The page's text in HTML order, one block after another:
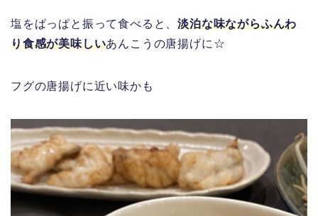
塩をぱっぱと振って食べると、淡泊な味ながらふんわ
り食感が美味しいあんこうの唐揚げに☆
フグの唐揚げに近い味かも